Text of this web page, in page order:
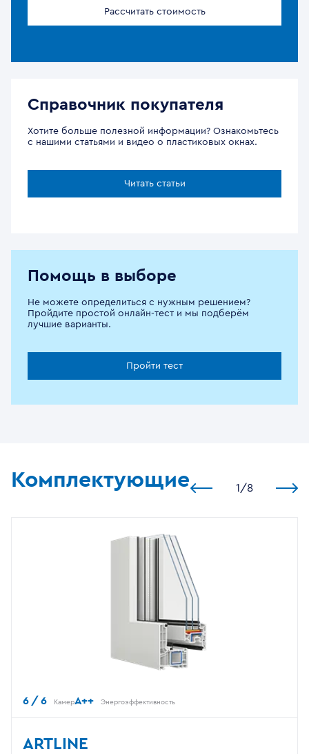
Рассчитать стоимость
Справочник покупателя
Хотите больше полезной информации? Ознакомьтесь
с нашими статьями и видео о пластиковых окнах.
Читать статьи
Помощь в выборе
Не можете определиться с нужным решением?
Пройдите простой онлайн-тест и мы подберём
лучшие варианты.
Пройти тест
Комплектующие 1 /8
6 / 6 КамерA++ Энергоэффективность
ARTLINE